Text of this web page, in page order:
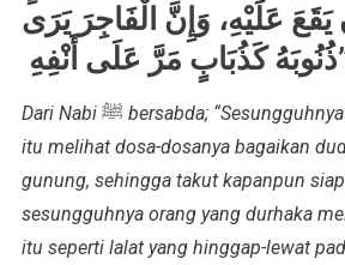
عَلَيْهِ، وَإِنَّ الْفَاجِرَ يَرَى
أَنْفِهِ ‏”
Dari Nabi
bersabda;
itu melihat dosa-dosanya bagaikan
gunung, sehingga takut kapanpun
sesungguhnya orang yang durhaka
itu seperti lalat yang hinggap-lewat